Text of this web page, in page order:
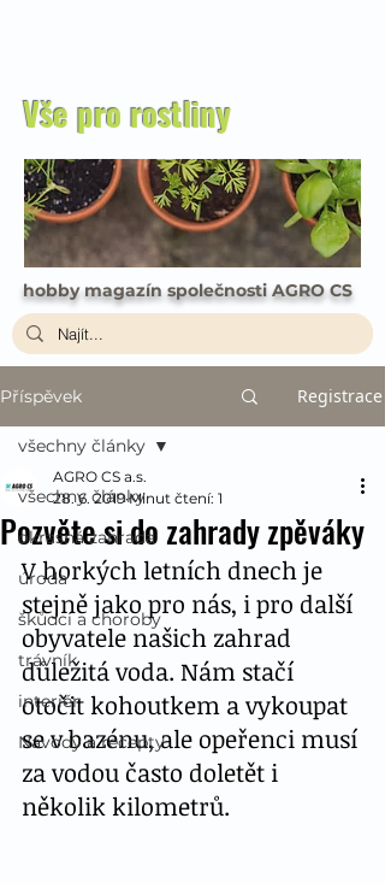
Vše pro rostliny
hobby magazín společnosti AGRO CS
Příspěvek Registrace
všechny články
okrasná zahrada
úroda
škůdci a choroby
trávník
interiér
Návody a recepty
všechny články
Pozvěte si do zahrady zpěváky
AGRO CS a.s.
28. 6. 2019 Minut čtení: 1
V horkých letních dnech je
stejně jako pro nás, i pro další
obyvatele našich zahrad
důležitá voda. Nám stačí
otočit kohoutkem a vykoupat
se v bazénu, ale opeřenci musí
za vodou často doletět i
několik kilometrů.